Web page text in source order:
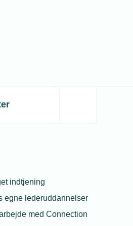
indtjening
egne lederuddannelser
med Connection
for
Allan Schmidt-
Petersen